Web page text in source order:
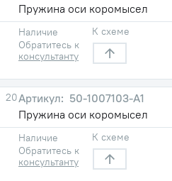
Пружина оси коромысел
Наличие
Обратитесь к
консультанту
К схеме
20
50-1007103-А1
Пружина оси коромысел
Наличие
Обратитесь к
консультанту
К схеме